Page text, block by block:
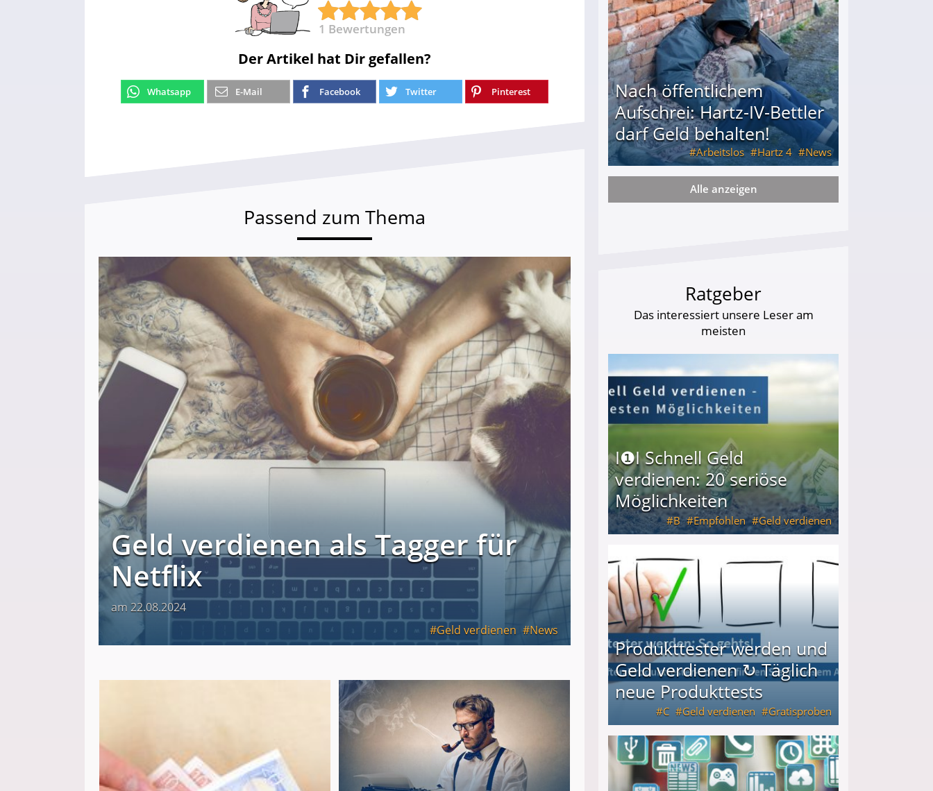
1 Bewertungen
Der Artikel hat Dir gefallen?
Whatsapp E-Mail Facebook Twitter Pinterest
Passend zum Thema
Geld verdienen als Tagger für
Netflix
am 22.08.2024
Geld verdienen
News
Nach öffentlichem
Aufschrei: Hartz-IV-Bettler
darf Geld behalten!
Arbeitslos Hartz 4 News
Nach öffentlichem Aufschrei: Hartz-IV-Bettler darf Geld behalten!
Alle anzeigen
Ratgeber
Das interessiert unsere Leser am
meisten
I❶I Schnell Geld
verdienen: 20 seriöse
Möglichkeiten
B Empfohlen Geld verdienen
I❶I Schnell Geld verdienen: 20 seriöse Möglichkeiten
Produkttester werden und
Geld verdienen ↻ Täglich
neue Produkttests
C Geld verdienen Gratisproben
Produkttester werden und Geld verdienen ↻ Täglich neue Produkttests